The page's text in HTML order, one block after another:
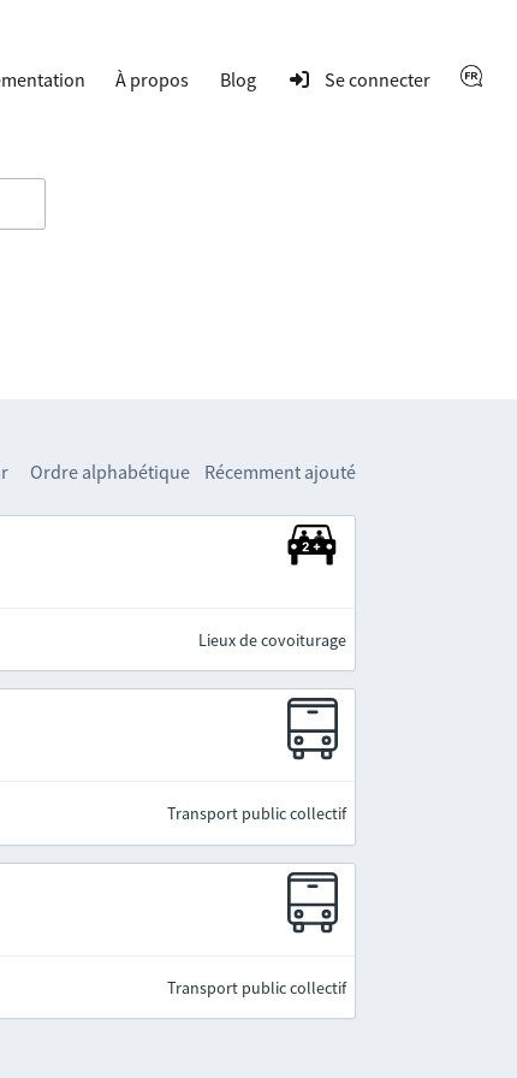
À propos Blog Se connecter
Ordre alphabétique Récemment ajouté
Lieux de covoiturage
Transport public collectif
Transport public collectif